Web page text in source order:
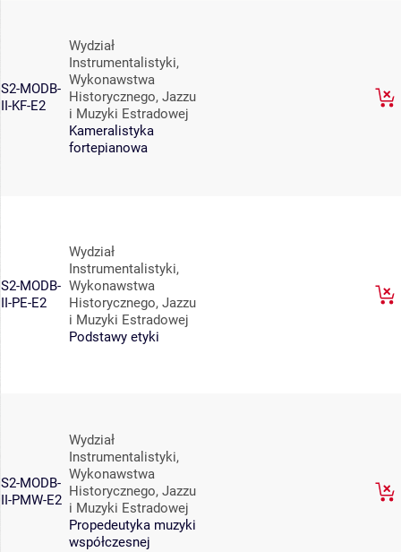
S2-MODB-
II-KF-E2
Wydział
Instrumentalistyki,
Wykonawstwa
Historycznego, Jazzu
i Muzyki Estradowej
Kameralistyka
fortepianowa
S2-MODB-
II-PE-E2
Wydział
Instrumentalistyki,
Wykonawstwa
Historycznego, Jazzu
i Muzyki Estradowej
Podstawy etyki
S2-MODB-
II-PMW-E2
Wydział
Instrumentalistyki,
Wykonawstwa
Historycznego, Jazzu
i Muzyki Estradowej
Propedeutyka muzyki
współczesnej